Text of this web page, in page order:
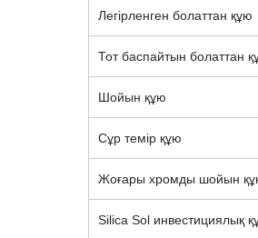
Легірленген болаттан құю
Тот баспайтын болаттан
Шойын құю
Сұр темір құю
Жоғары хромды шойын
Silica Sol инвестициялық